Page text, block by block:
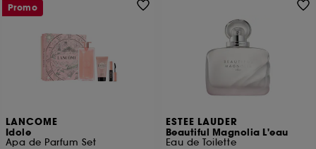
LANCOME
Idole
Apa de Parfum Set
Promo
ESTEE LAUDER
Beautiful Magnolia L'eau
Eau de Toilette